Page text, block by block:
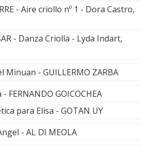
- Aire criollo nº 1 - Dora Castro,
- Danza Criolla - Lyda Indart,
Minuan - GUILLERMO ZARBA
FERNANDO GOICOCHEA
para Elisa - GOTAN UY
- AL DI MEOLA